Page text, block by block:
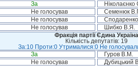
За
Не голосував Семенюк
Не голосував
Не голосував Шибко В.Я.
Фракція партії Єдина Україна
Кількість депутатів: 19
За:10 Проти:0 Утрималися:0 Не
За Гуров В.М.
Не голосував Дубицький